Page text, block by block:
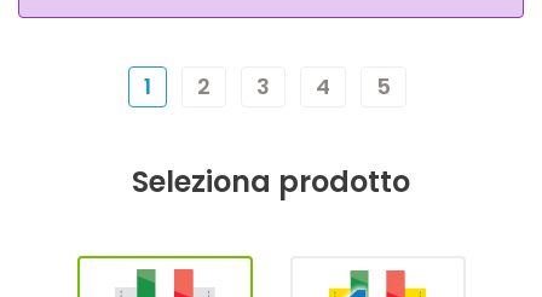
1 2 3 4 5
Seleziona prodotto